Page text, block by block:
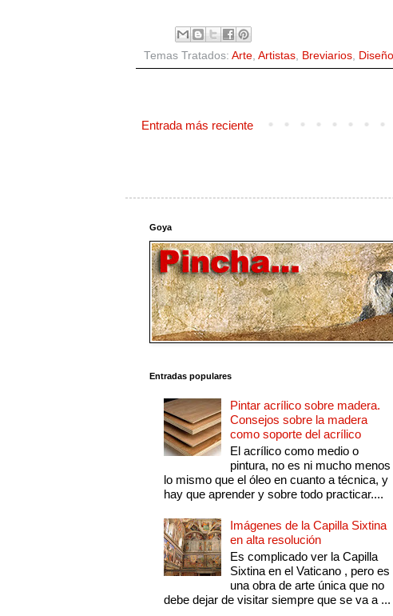
Temas Tratados: Arte, Artistas, Breviarios, Diseño
Entrada más reciente
Goya
Entradas populares
Pintar acrílico sobre madera.
Consejos sobre la madera
como soporte del acrílico
El acrílico como medio o
pintura, no es ni mucho menos
lo mismo que el óleo en cuanto a técnica, y
hay que aprender y sobre todo practicar....
Imágenes de la Capilla Sixtina
en alta resolución
Es complicado ver la Capilla
Sixtina en el Vaticano , pero es
una obra de arte única que no
debe dejar de visitar siempre que se va a ...